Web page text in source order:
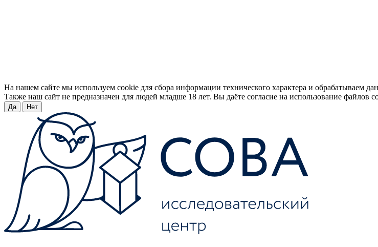
На нашем сайте мы используем cookie для сбора информации технического характера и обрабатываем
Также наш сайт не предназначен для людей младше 18 лет. Вы даёте согласие на использование файлов
Да Нет